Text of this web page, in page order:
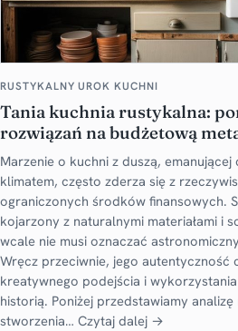
RUSTYKALNY UROK KUCHNI
Tania kuchnia rustykalna:
rozwiązań na budżetową
Marzenie o kuchni z duszą, emanującej
klimatem, często zderza się z
ograniczonych środków finansowych.
kojarzony z naturalnymi materiałami i
wcale nie musi oznaczać
Wręcz przeciwnie, jego autentyczność
kreatywnego podejścia i
historią. Poniżej przedstawiamy
stworzenia… Czytaj dalej →